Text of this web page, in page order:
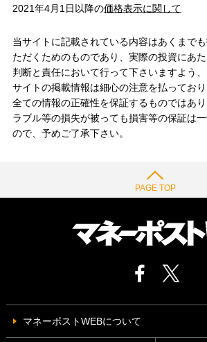
2021年4月1日以降の価格表示に関して
当サイトに記載されている内容はあくまで
ただくためのものであり、実際の投資にあ
判断と責任において行って下さいますよう
サイトの掲載情報は細心の注意を払ってお
全ての情報の正確性を保証するものではあ
ラブル等の損失が被っても損害等の保証は
ので、予めご了承下さい。
PAGE TOP
マネーポストWEBについて